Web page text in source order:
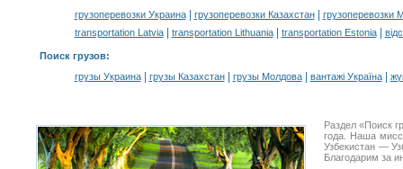
грузоперевозки Украина| грузоперевозки Казахстан|
грузоперевозки
transportation Latvia| transportation Lithuania| transportation Estonia|
Поиск грузов:
грузы Украина| грузы Казахстан| грузы Молдова| вантажі Україна|
Раздел «Поиск
года. Наша
Узбекистан —
Благодарим за